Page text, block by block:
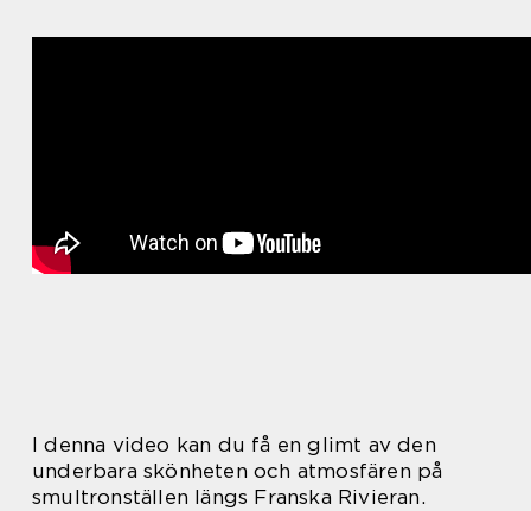
I denna video kan du få en glimt av den
underbara skönheten och atmosfären på
smultronställen längs Franska Rivieran.